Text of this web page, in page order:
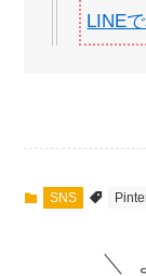
LINE
SNS